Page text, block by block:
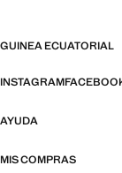
GUINEA ECUATORIAL
INSTAGRAM
AYUDA
MIS COMPRAS